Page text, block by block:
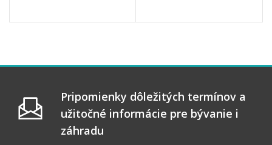
Pripomienky dôležitých termínov a
užitočné informácie pre bývanie i
záhradu